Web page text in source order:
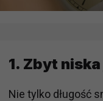
1. Zbyt
Nie tylko długość